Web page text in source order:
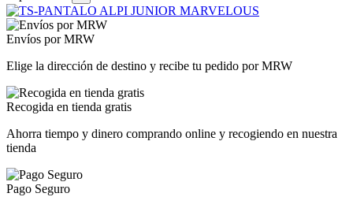
Envíos por MRW
Elige la dirección de destino y recibe tu pedido por MRW
Recogida en tienda gratis
Ahorra tiempo y dinero comprando online y recogiendo en nuestra
tienda
Pago Seguro